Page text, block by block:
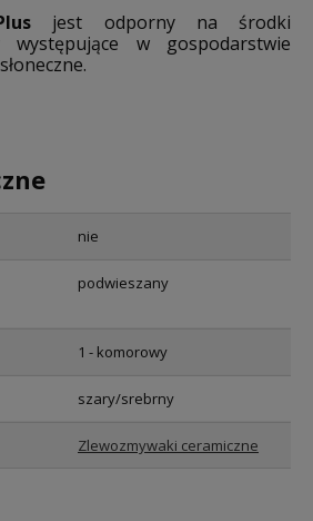
jest odporny na środki
występujące w gospodarstwie
nie
podwieszany
1 - komorowy
szary/srebrny
Zlewozmywaki ceramiczne